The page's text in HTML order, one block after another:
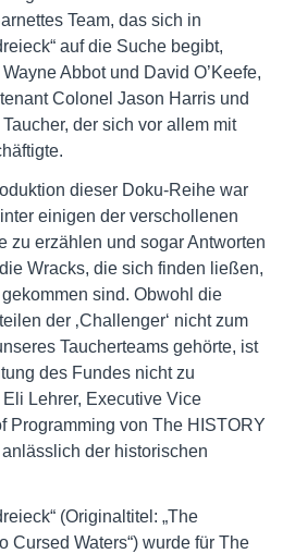
Team, das sich in
auf die Suche begibt,
Abbot und David O’Keefe,
Colonel Jason Harris und
der sich vor allem mit
dieser Doku-Reihe war
einigen der verschollenen
zu erzählen und sogar Antworten
Wracks, die sich finden ließen,
sind. Obwohl die
der ‚Challenger‘ nicht zum
Taucherteams gehörte, ist
des Fundes nicht zu
Eli Lehrer, Executive Vice
Programming von The HISTORY
der historischen
(Originaltitel: „The
Cursed Waters“) wurde für The